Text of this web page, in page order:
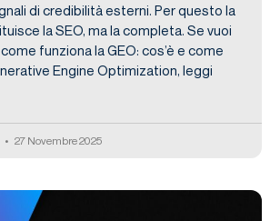
di credibilità esterni. Per questo la
la SEO, ma la completa. Se vuoi
funziona la GEO: cos’è e come
Engine Optimization, leggi
27 Novembre 2025